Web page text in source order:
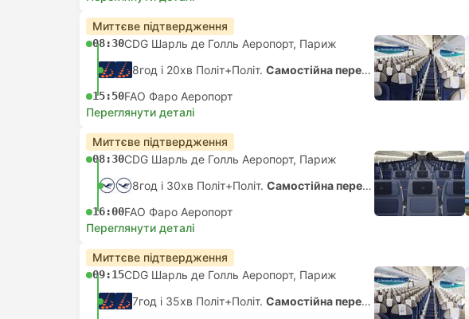
Миттєве підтвердження
08:30CDG Шарль де Голль Аеропорт, Париж
8год і 20хв Політ+Політ. Самостійна пересадка
15:50FAO Фаро Аеропорт
Переглянути деталі
Миттєве підтвердження
08:30CDG Шарль де Голль Аеропорт, Париж
8год і 30хв Політ+Політ. Самостійна пересадка
16:00FAO Фаро Аеропорт
Переглянути деталі
Миттєве підтвердження
09:15CDG Шарль де Голль Аеропорт, Париж
7год і 35хв Політ+Політ. Самостійна пересадка